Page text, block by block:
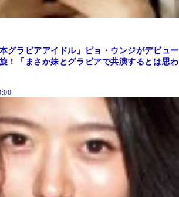
グラビアアイドル」ピョ・ウンジがデビュー
！「まさか妹とグラビアで共演するとは思わ